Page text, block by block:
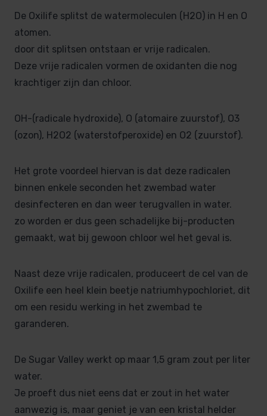
De Oxilife splitst de watermoleculen (H2O) in H en O
atomen.
door dit splitsen ontstaan er vrije radicalen.
Deze vrije radicalen vormen de oxidanten die nog
krachtiger zijn dan chloor.
OH-(radicale hydroxide), O (atomaire zuurstof), O3
(ozon), H2O2 (waterstofperoxide) en O2 (zuurstof).
Het grote voordeel hiervan is dat deze radicalen
binnen enkele seconden het zwembad water
desinfecteren en dan weer terugvallen in water.
zo worden er dus geen schadelijke bij-producten
gemaakt, wat bij gewoon chloor wel het geval is.
Naast deze vrije radicalen, produceert de cel van de
Oxilife een heel klein beetje natriumhypochloriet, dit
om een residu werking in het zwembad te
garanderen.
De Sugar Valley werkt op maar 1,5 gram zout per liter
water.
Je proeft dus niet eens dat er zout in het water
aanwezig is, maar geniet je van een kristal helder